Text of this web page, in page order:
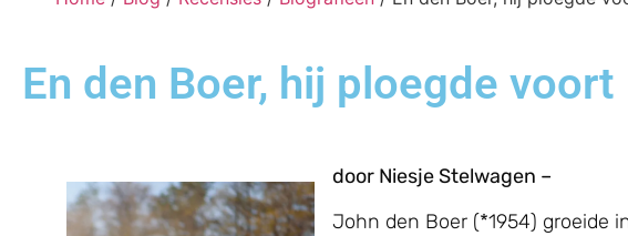
En den Boer, hij ploegde voort
door Niesje Stelwagen –
John den Boer (*1954) groeide